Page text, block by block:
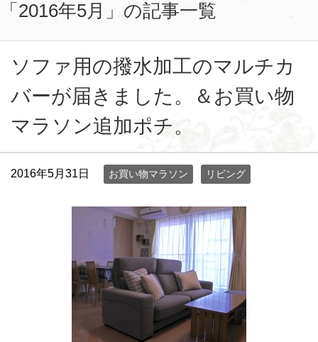
「2016年5月」の記事一覧
ソファ用の撥水加工のマルチカ
バーが届きました。＆お買い物
マラソン追加ポチ。
2016年5月31日 お買い物マラソン リビング